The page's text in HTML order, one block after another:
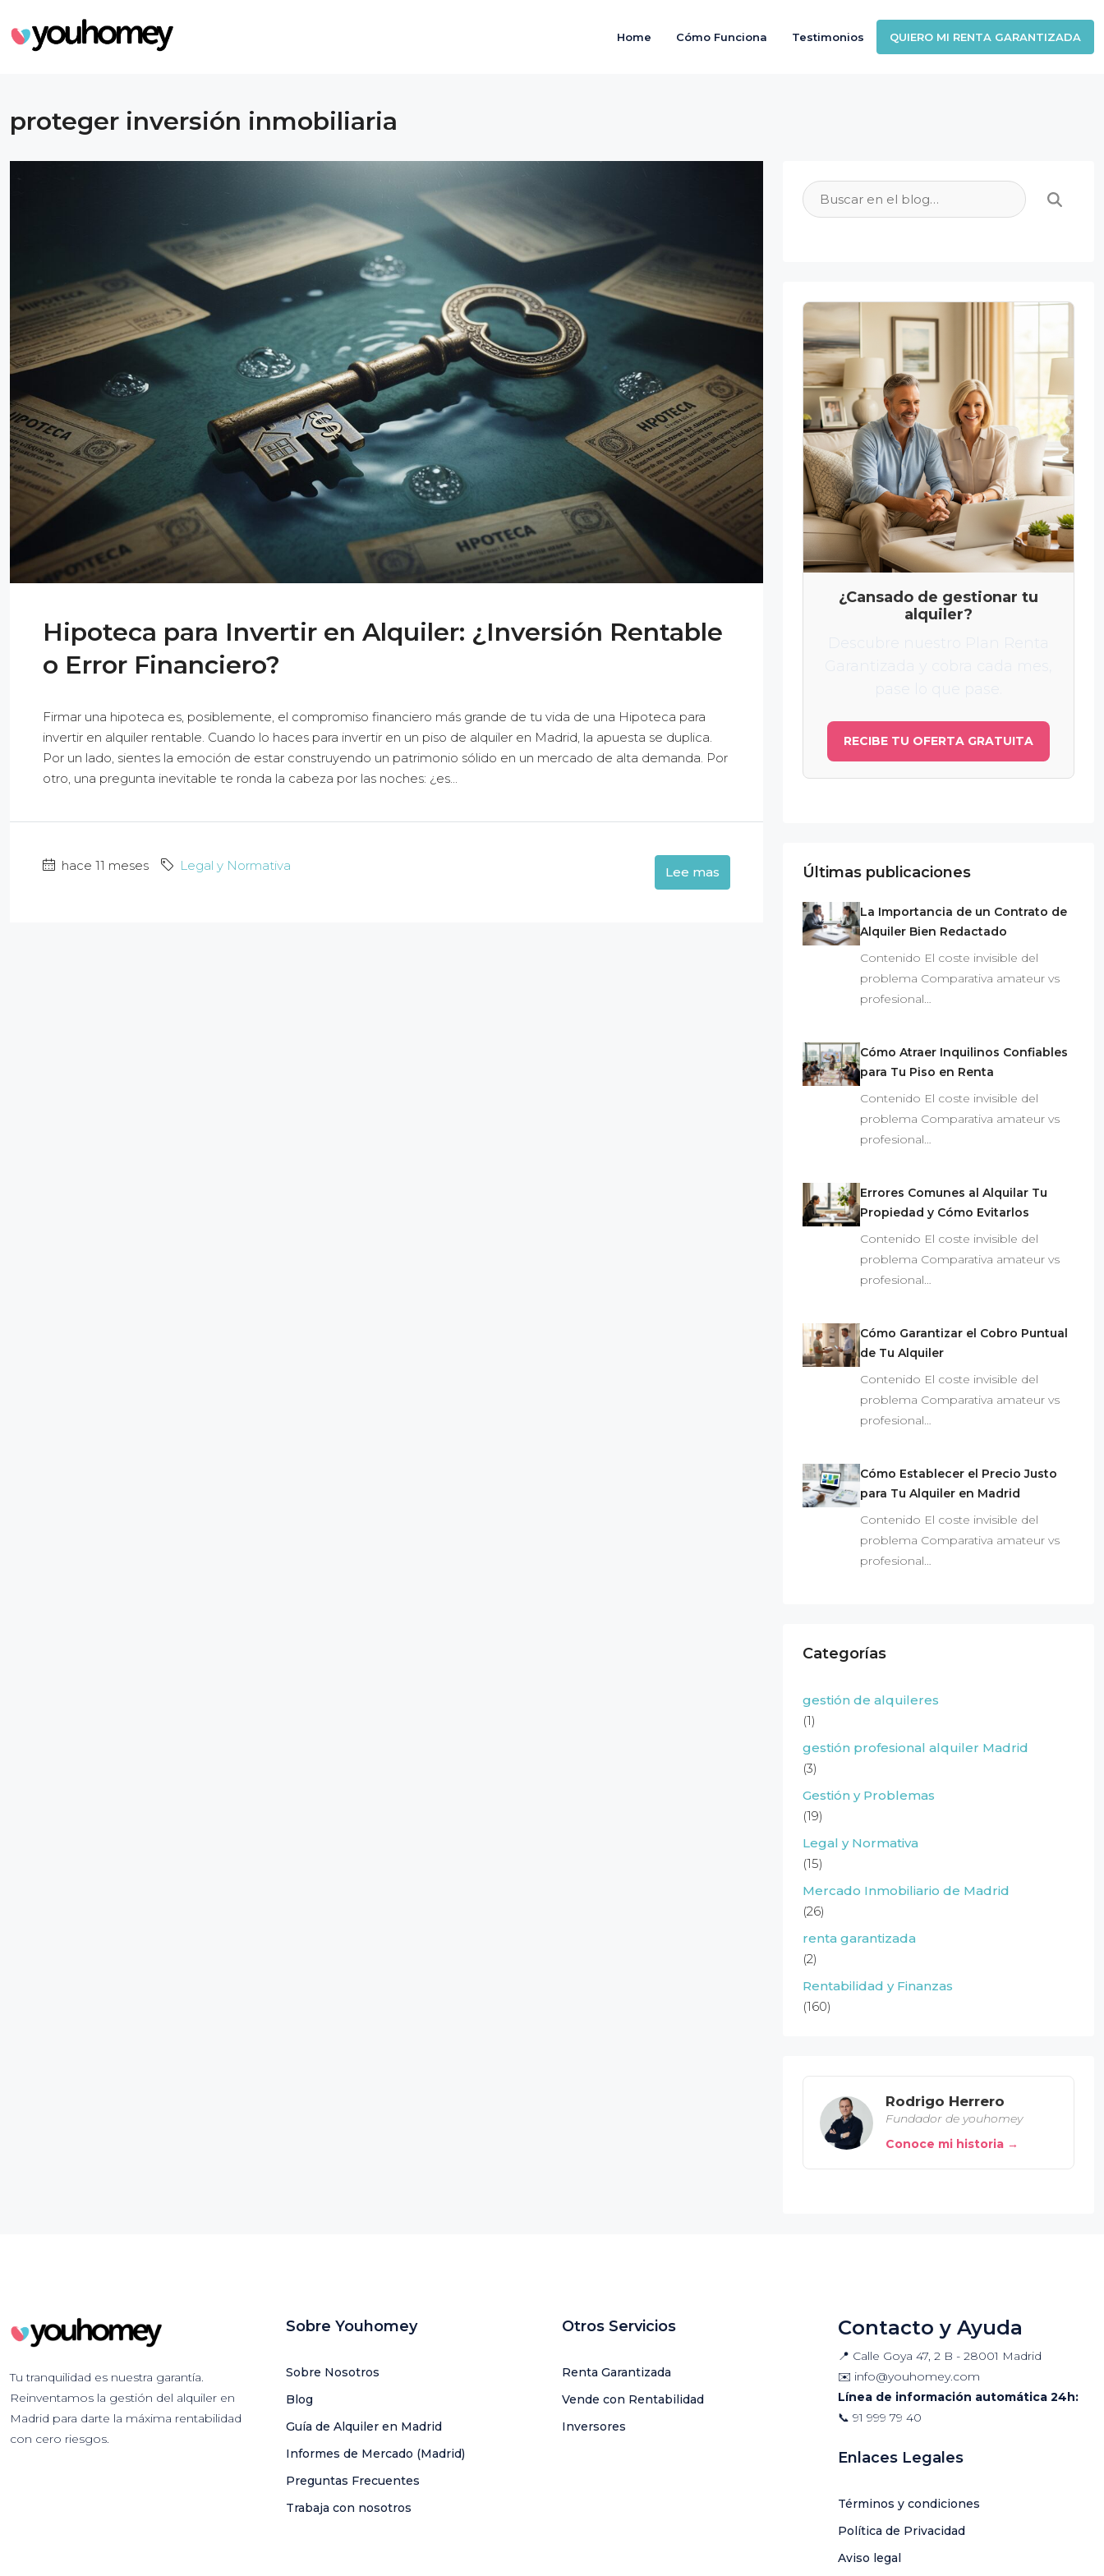
Home Cómo Funciona Testimonios QUIERO MI RENTA GARANTIZADA
proteger inversión inmobiliaria
Hipoteca para Invertir en Alquiler: ¿Inversión Rentable
o Error Financiero?
Firmar una hipoteca es, posiblemente, el compromiso financiero más grande de tu vida de una Hipoteca para
invertir en alquiler rentable. Cuando lo haces para invertir en un piso de alquiler en Madrid, la apuesta se duplica.
Por un lado, sientes la emoción de estar construyendo un patrimonio sólido en un mercado de alta demanda. Por
otro, una pregunta inevitable te ronda la cabeza por las noches: ¿es...
hace 11 meses Legal y Normativa Lee mas
¿Cansado de gestionar tu
alquiler?
RECIBE TU OFERTA GRATUITA
Últimas publicaciones
La Importancia de un Contrato de
Alquiler Bien Redactado
Contenido El coste invisible del
problema Comparativa amateur vs
profesional…
Cómo Atraer Inquilinos Confiables
para Tu Piso en Renta
Contenido El coste invisible del
problema Comparativa amateur vs
profesional…
Errores Comunes al Alquilar Tu
Propiedad y Cómo Evitarlos
Contenido El coste invisible del
problema Comparativa amateur vs
profesional…
Cómo Garantizar el Cobro Puntual
de Tu Alquiler
Contenido El coste invisible del
problema Comparativa amateur vs
profesional…
Cómo Establecer el Precio Justo
para Tu Alquiler en Madrid
Contenido El coste invisible del
problema Comparativa amateur vs
profesional…
Categorías
gestión de alquileres
(1)
gestión profesional alquiler Madrid
(3)
Gestión y Problemas
(19)
Legal y Normativa
(15)
Mercado Inmobiliario de Madrid
(26)
renta garantizada
(2)
Rentabilidad y Finanzas
(160)
Rodrigo Herrero
Fundador de youhomey
Conoce mi historia →
Tu tranquilidad es nuestra garantía.
Reinventamos la gestión del alquiler en
Madrid para darte la máxima rentabilidad
con cero riesgos.
Sobre Youhomey
Sobre Nosotros
Blog
Guía de Alquiler en Madrid
Informes de Mercado (Madrid)
Preguntas Frecuentes
Trabaja con nosotros
Otros Servicios
Renta Garantizada
Vende con Rentabilidad
Inversores
Contacto y Ayuda
📍 Calle Goya 47, 2 B - 28001 Madrid
✉️ info@youhomey.com
Línea de información automática 24h:
📞 91 999 79 40
Enlaces Legales
Términos y condiciones
Política de Privacidad
Aviso legal